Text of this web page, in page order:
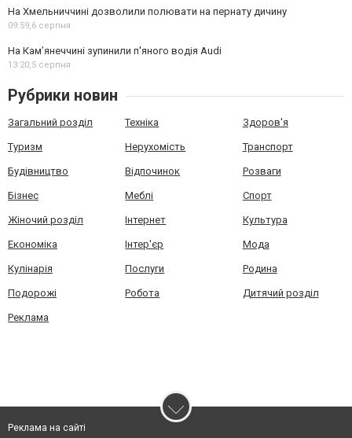
На Хмельниччині дозволили полювати на пернату дичину
09:59,6 серпня
На Камʼянеччині зупинили п'яного водія Audi
13:20,5 серпня
Рубрики новин
Загальний розділ Техніка Здоров'я
Туризм Нерухомість Транспорт
Будівництво Відпочинок Розваги
Бізнес Меблі Спорт
Жіночий розділ Інтернет Культура
Економіка Інтер'єр Мода
Кулінарія Послуги Родина
Подорожі Робота Дитячий розділ
Реклама
Реклама на сайті